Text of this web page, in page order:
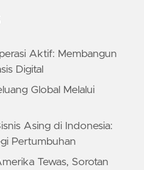
Aktif: Membangun
Digital
Global Melalui
Asing di Indonesia:
Pertumbuhan
Tewas, Sorotan